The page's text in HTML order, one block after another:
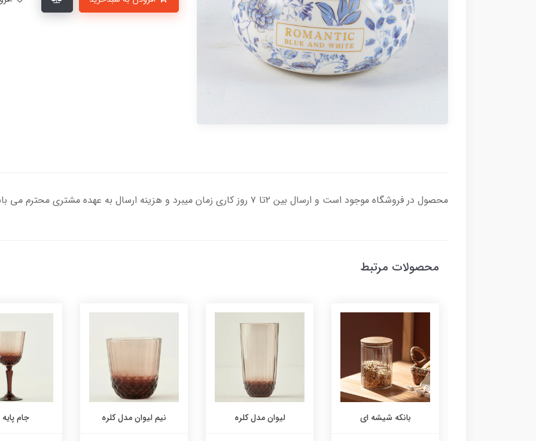
محصول در فروشگاه موجود است و ارسال بین ۲تا ۷ روز کاری زمان میبرد و هزینه ارسال به عهده مشتری محترم می باشد.
محصولات مرتبط
بانکه شیشه ای لیوان مدل کلره نیم لیوان مدل کلره جام پایه